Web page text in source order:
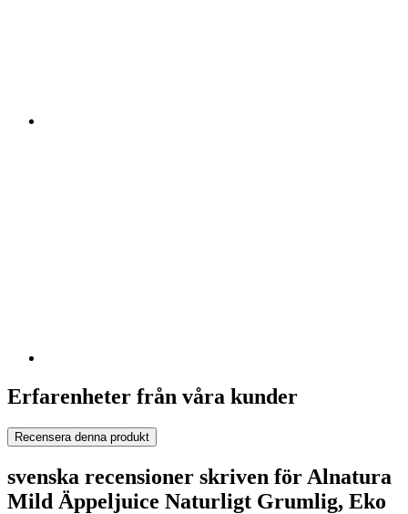
Erfarenheter från våra kunder
Recensera denna produkt
svenska recensioner skriven för Alnatura
Mild Äppeljuice Naturligt Grumlig, Eko